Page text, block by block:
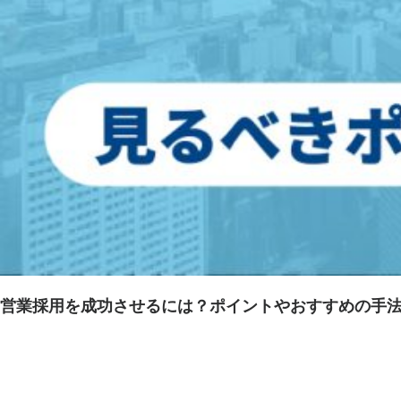
営業採用を成功させるには？ポイントやおすすめの手